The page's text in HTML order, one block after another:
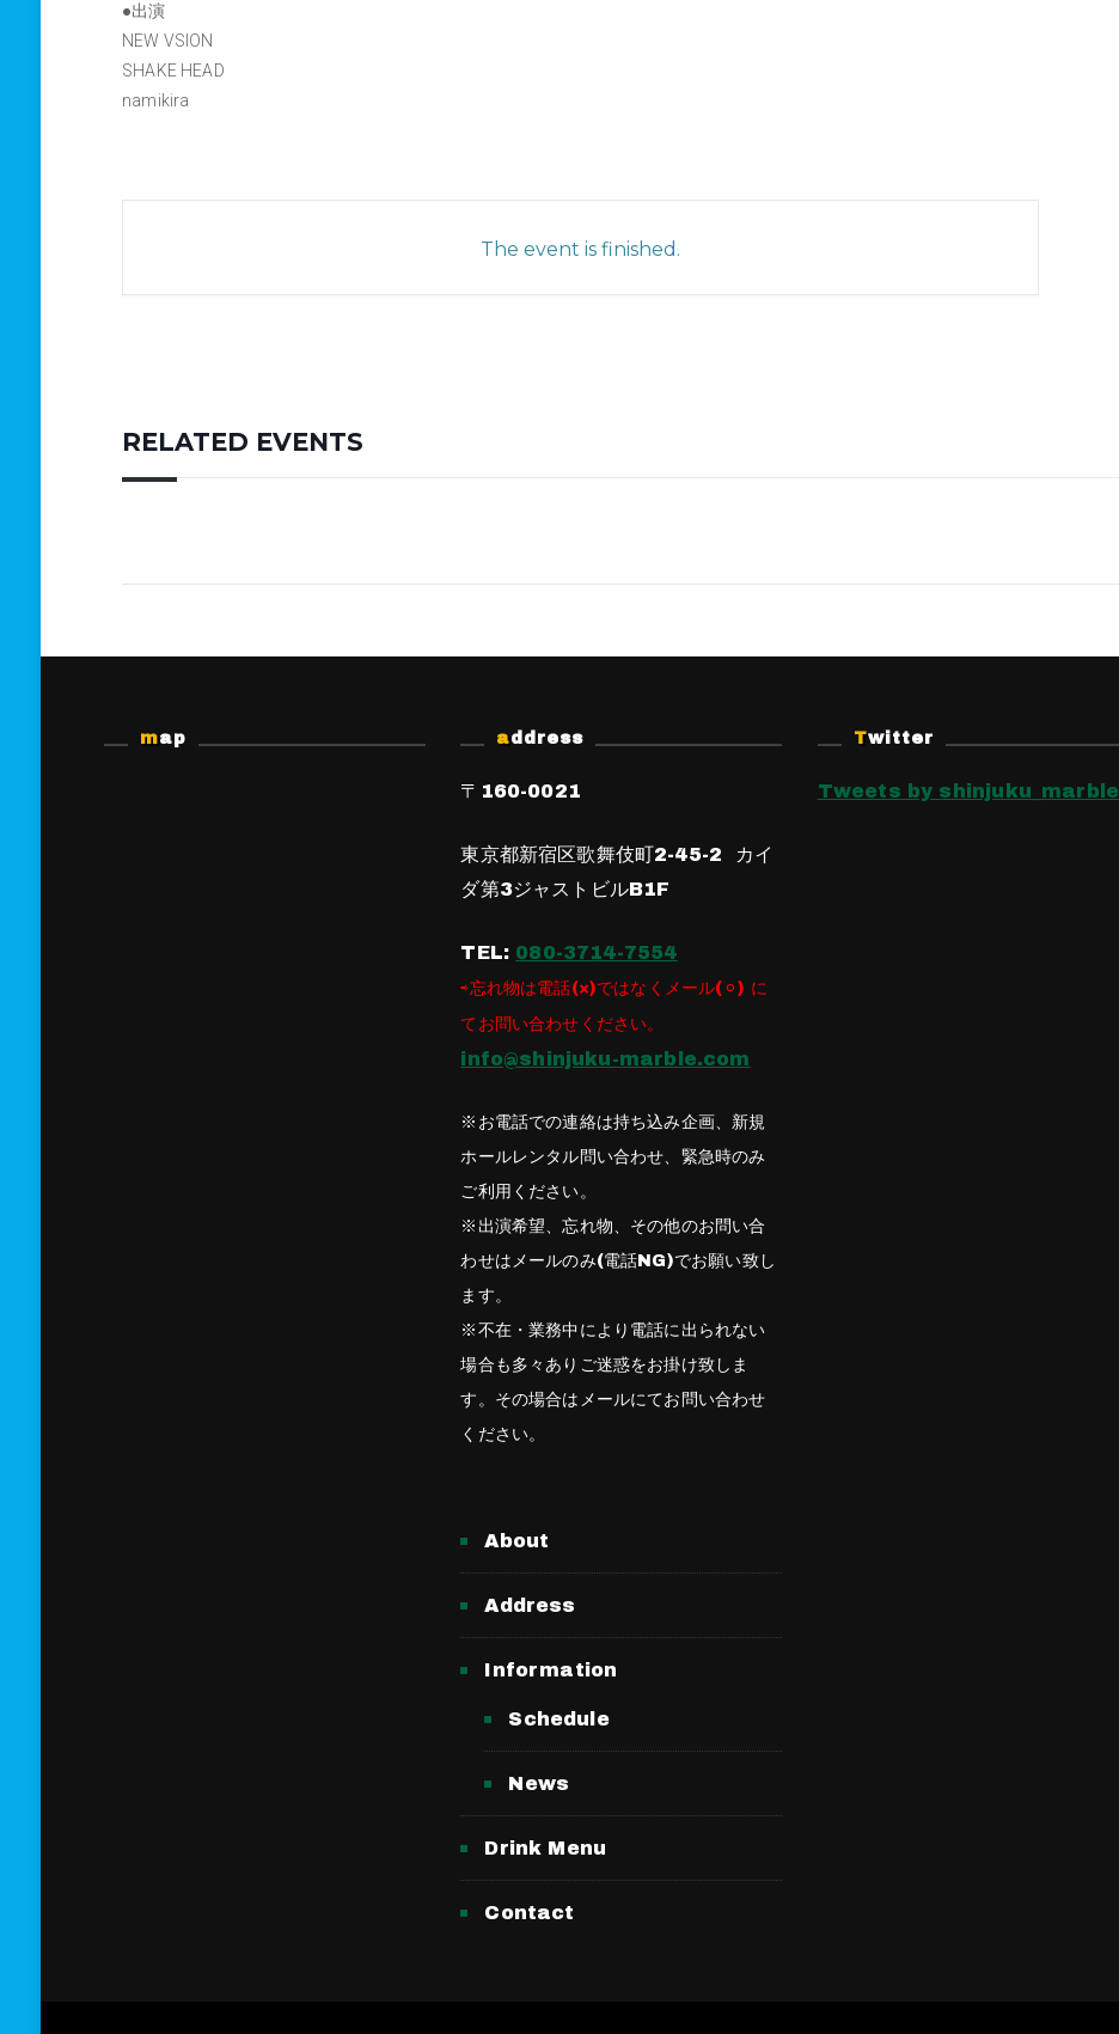
●出演
NEW VSION
SHAKE HEAD
namikira
The event is finished.
RELATED EVENTS
map address
〒160-0021
東京都新宿区歌舞伎町2-45-2 カイ
ダ第3ジャストビルB1F
TEL: 080-3714-7554
⇨忘れ物は電話(×)ではなくメール(⚪︎) に
てお問い合わせください。
info@shinjuku-marble.com
※お電話での連絡は持ち込み企画、新規
ホールレンタル問い合わせ、緊急時のみ
ご利用ください。
※出演希望、忘れ物、その他のお問い合
わせはメールのみ(電話NG)でお願い致し
ます。
※不在・業務中により電話に出られない
場合も多々ありご迷惑をお掛け致しま
す。その場合はメールにてお問い合わせ
ください。
About
Address
Information
Schedule
News
Drink Menu
Contact
Twitter
Tweets by shinjuku_marble